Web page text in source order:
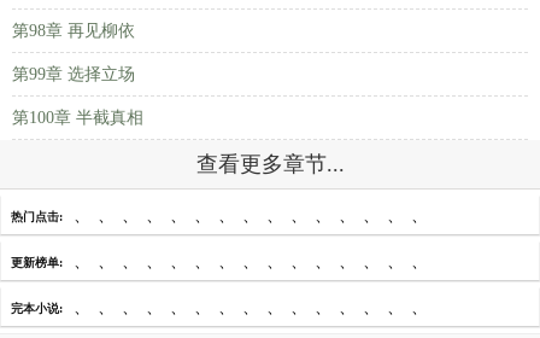
第98章 再见柳依
第99章 选择立场
第100章 半截真相
查看更多章节...
热门点击: 、 、 、 、 、 、 、 、 、 、 、 、 、 、 、
更新榜单: 、 、 、 、 、 、 、 、 、 、 、 、 、 、 、
完本小说: 、 、 、 、 、 、 、 、 、 、 、 、 、 、 、